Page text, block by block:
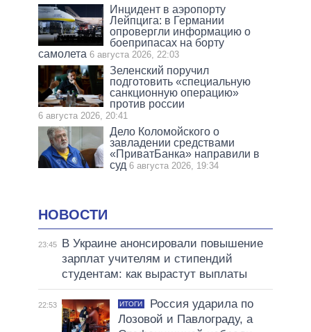
Инцидент в аэропорту
Лейпцига: в Германии
опровергли информацию о
боеприпасах на борту
самолета 6 августа 2026, 22:03
Зеленский поручил
подготовить «специальную
санкционную операцию»
против россии
6 августа 2026, 20:41
Дело Коломойского о
завладении средствами
«ПриватБанка» направили в
суд 6 августа 2026, 19:34
НОВОСТИ
23:45
В Украине анонсировали повышение
зарплат учителям и стипендий
студентам: как вырастут выплаты
22:53 ИТОГИ
Россия ударила по
Лозовой и Павлограду, а